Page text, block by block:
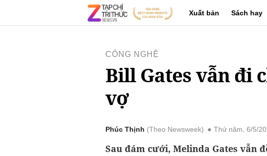
Xuất bản Sách hay
CÔNG NGHỆ
Bill Gates vẫn đi
vợ
Phúc Thịnh Theo Newsweek Thứ năm, 6/5/
Sau đám cưới, Melinda Gates vẫn